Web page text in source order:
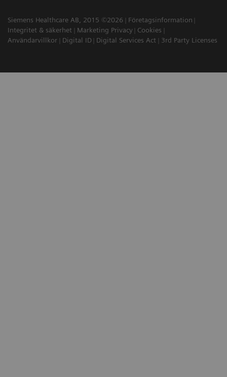
Siemens Healthcare AB, 2015 ©2026
Företagsinformation
Integritet & säkerhet
Marketing Privacy
Cookies
Användarvillkor
Digital ID Digital Services Act 3rd Party Licenses